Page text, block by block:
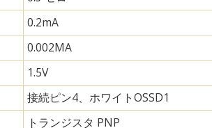
0.2mA
0.002MA
1.5V
接続ピン4、ホワイトOSSD1
トランジスタ PNP